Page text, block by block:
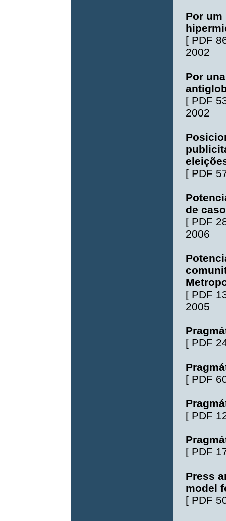
Por
[ PDF
2002
Por
[ PDF
2002
[ PDF
de
[ PDF
2006
[ PDF
2005
[ PDF
[ PDF
[ PDF
[ PDF
Press
model
[ PDF